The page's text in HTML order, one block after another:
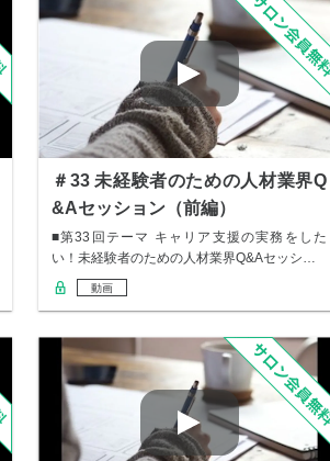
＃33 未経験者のための人材業界Q
&Aセッション（前編）
■第33回テーマ キャリア支援の実務をした
い！未経験者のための人材業界Q&Aセッシ…
動画